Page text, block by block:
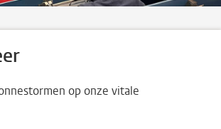
op onze vitale